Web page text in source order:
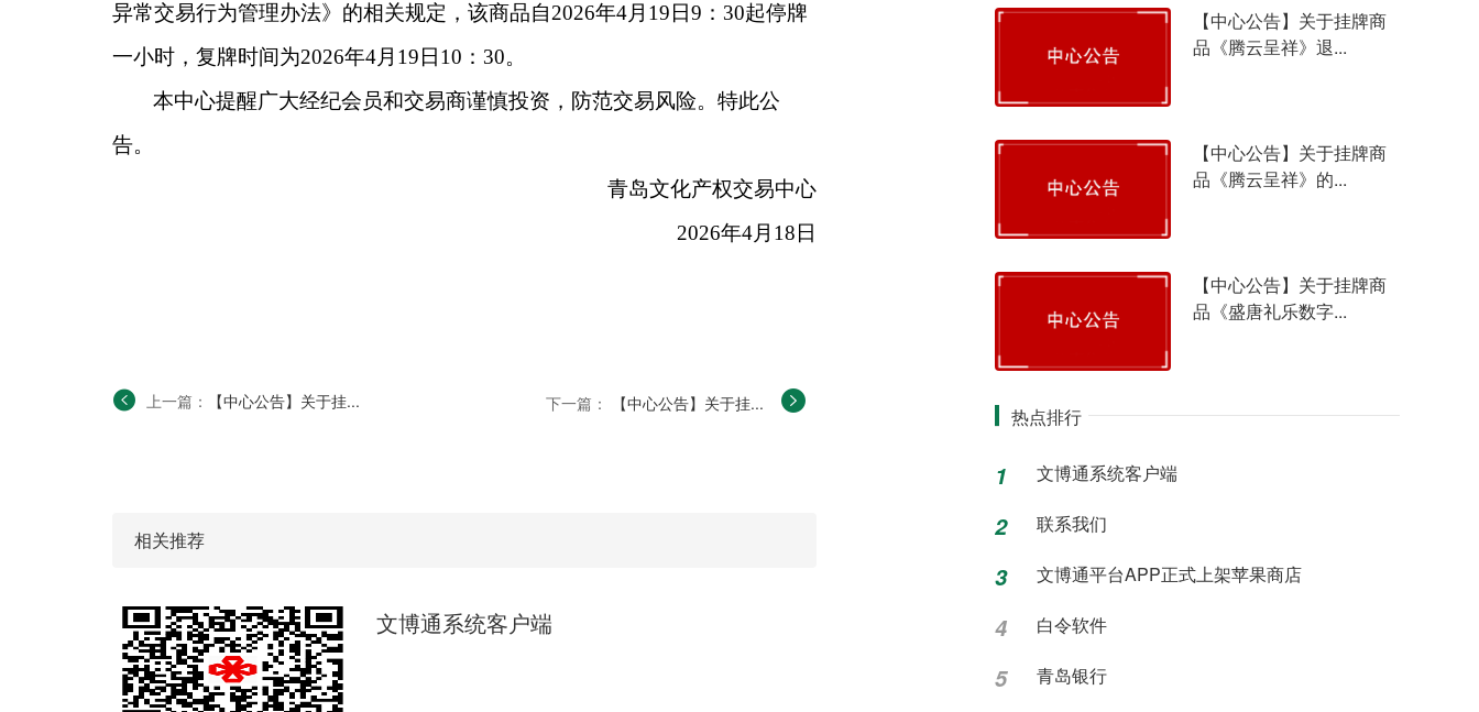
异常交易行为管理办法》的相关规定，该商品自2026年4月19日9：30起停牌
一小时，复牌时间为2026年4月19日10：30。
本中心提醒广大经纪会员和交易商谨慎投资，防范交易风险。特此公
告。
青岛文化产权交易中心
2026年4月18日
上一篇： 【中心公告】关于挂... 下一篇： 【中心公告】关于挂...
相关推荐
文博通系统客户端
【中心公告】关于挂牌商
品《腾云呈祥》退...
【中心公告】关于挂牌商
品《腾云呈祥》的...
【中心公告】关于挂牌商
品《盛唐礼乐数字...
热点排行
1 文博通系统客户端
2 联系我们
3 文博通平台APP正式上架苹果商店
4 白令软件
5 青岛银行